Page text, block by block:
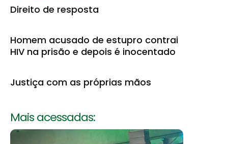
Direito de resposta
Homem acusado de estupro contrai
HIV na prisão e depois é inocentado
Justiça com as próprias mãos
Mais acessadas: